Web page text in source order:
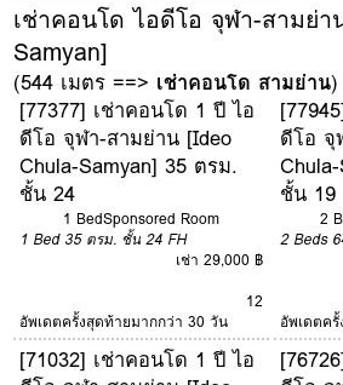
เช่าคอนโด ไอดีโอ จุฬา-สามย่า
Samyan]
(544 เมตร ==> เช่าคอนโด สามย่าน)
[77377] เช่าคอนโด 1 ปี ไอ
ดีโอ จุฬา-สามย่าน [Ideo
Chula-Samyan] 35 ตรม.
ชั้น 24
1 BedSponsored Room
1 Bed 35 ตรม. ชั้น 24 FH
เช่า 29,000 ฿
12
อัพเดตครั้งสุดท้ายมากกว่า 30 วัน
ดีโอ จุ
ชั้น 19
2
2 Beds
อัพเดตค
[71032] เช่าคอนโด 1 ปี ไอ